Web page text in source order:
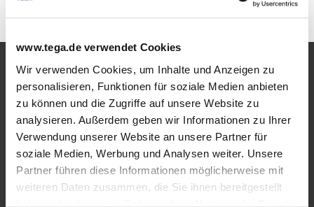
www.tega.de verwendet Cookies
Wir verwenden Cookies, um Inhalte und Anzeigen zu
personalisieren, Funktionen für soziale Medien anbieten
zu können und die Zugriffe auf unsere Website zu
analysieren. Außerdem geben wir Informationen zu Ihrer
Verwendung unserer Website an unsere Partner für
soziale Medien, Werbung und Analysen weiter. Unsere
Partner führen diese Informationen möglicherweise mit
weiteren Daten zusammen, die Sie ihnen bereitgestellt
Bulk LPG
LPG tank versions
Areas of use